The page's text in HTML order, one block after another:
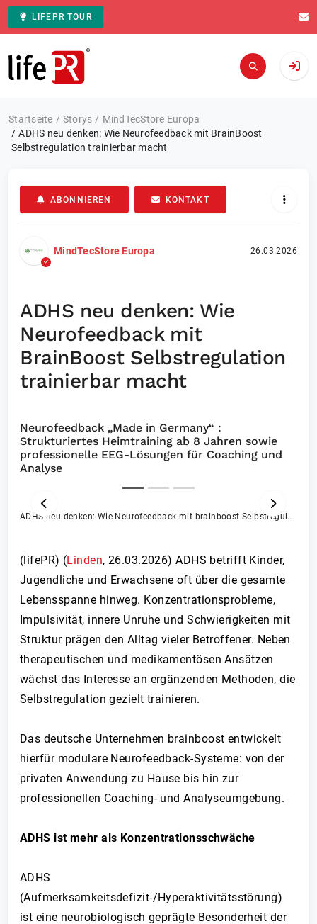
LIFEPR TOUR
Zur Startseite
Startseite Storys
MindTecStore Europa
ADHS neu denken: Wie Neurofeedback mit BrainBoost
Selbstregulation trainierbar macht
ABONNIEREN KONTAKT
MindTecStore Europa 26.03.2026
ADHS neu denken: Wie
Neurofeedback mit
BrainBoost Selbstregulation
trainierbar macht
Neurofeedback „Made in Germany“ :
Strukturiertes Heimtraining ab 8 Jahren sowie
professionelle EEG-Lösungen für Coaching und
Analyse
ADHS neu denken: Wie Neurofeedback mit brainboost Selbstregulation trainierbar macht
ZURÜCK VOR
(lifePR) (Linden, 26.03.2026)ADHS betrifft Kinder,
Jugendliche und Erwachsene oft über die gesamte
Lebensspanne hinweg. Konzentrationsprobleme,
Impulsivität, innere Unruhe und Schwierigkeiten mit
Struktur prägen den Alltag vieler Betroffener. Neben
therapeutischen und medikamentösen Ansätzen
wächst das Interesse an ergänzenden Methoden, die
Selbstregulation gezielt trainieren.
Das deutsche Unternehmen brainboost entwickelt
hierfür modulare Neurofeedback-Systeme: von der
privaten Anwendung zu Hause bis hin zur
professionellen Coaching- und Analyseumgebung.
ADHS ist mehr als Konzentrationsschwäche
ADHS
(Aufmerksamkeitsdefizit-/Hyperaktivitätsstörung)
ist eine neurobiologisch geprägte Besonderheit der